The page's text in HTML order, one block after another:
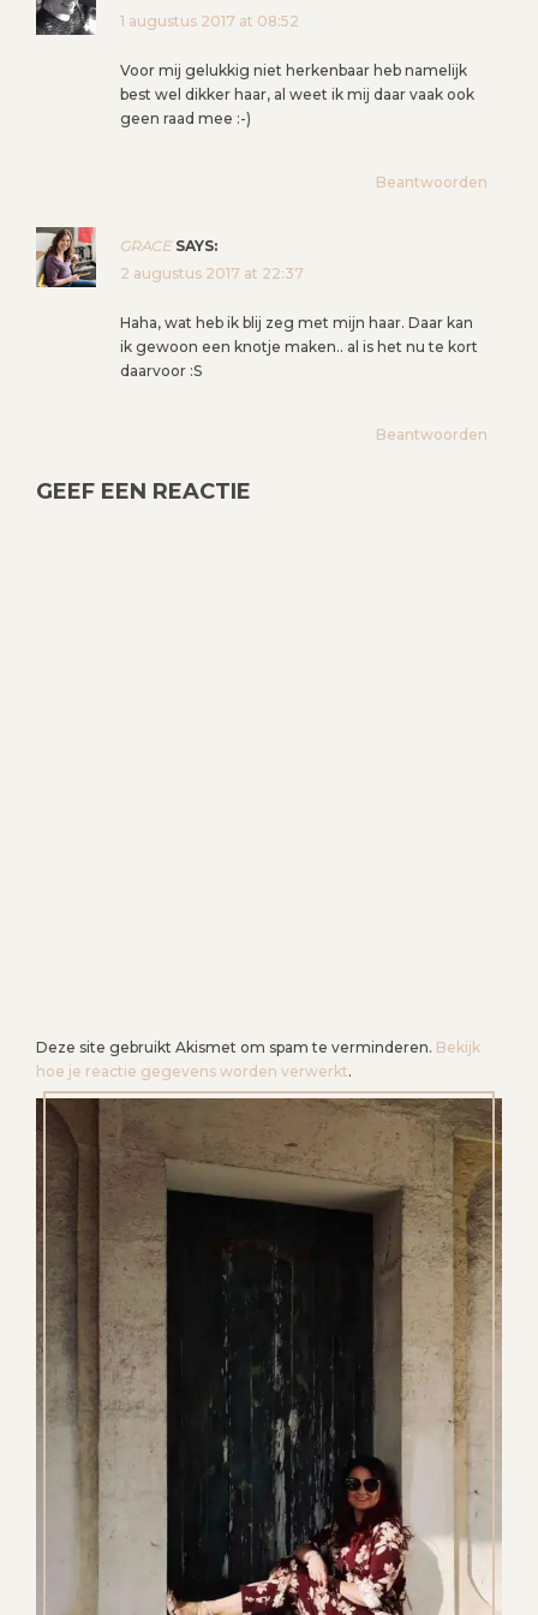
1 augustus 2017 at 08:52
Voor mij gelukkig niet herkenbaar heb namelijk
best wel dikker haar, al weet ik mij daar vaak ook
geen raad mee :-)
Beantwoorden
GRACE SAYS:
2 augustus 2017 at 22:37
Haha, wat heb ik blij zeg met mijn haar. Daar kan
ik gewoon een knotje maken.. al is het nu te kort
daarvoor :S
Beantwoorden
GEEF EEN REACTIE
Deze site gebruikt Akismet om spam te verminderen. Bekijk
hoe je reactie gegevens worden verwerkt.